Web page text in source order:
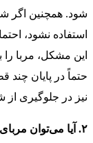
شود. همچنین اگر
استفاده نشود،
این مشکل، مربا را
حتماً در پایان چند
نیز در جلوگیری
۲. آیا می‌توان مربای توت‌فرنگی را بدون شکر درست کرد؟